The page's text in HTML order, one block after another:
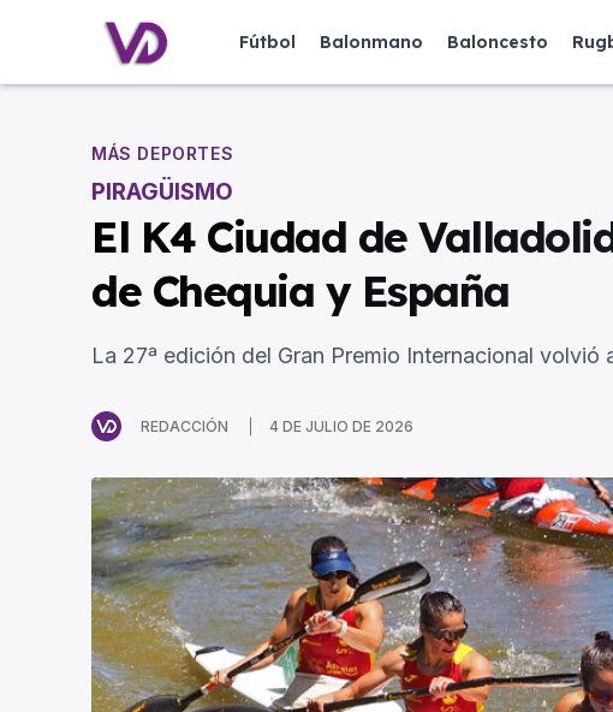
Fútbol Balonmano Baloncesto
MÁS DEPORTES
PIRAGÜISMO
El K4 Ciudad de
de Chequia y España
La 27ª edición del Gran Premio Internacional
REDACCIÓN 4 DE JULIO DE 2026